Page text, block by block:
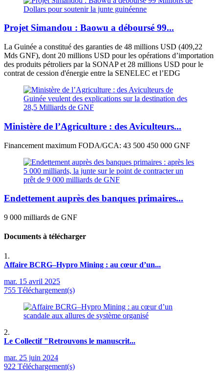
Projet Simandou : Baowu a déboursé 99...
La Guinée a constitué des garanties de 48 millions USD (409,22
Mds GNF), dont 20 millions USD pour les opérations d’importation
des produits pétroliers par la SONAP et 28 millions USD pour le
contrat de cession d'énergie entre la SENELEC et l’EDG
Ministère de l’Agriculture : des Aviculteurs...
Financement maximum FODA/GCA: 43 500 450 000 GNF
Endettement auprès des banques primaires...
9 000 milliards de GNF
Documents à télécharger
1.
Affaire BCRG–Hypro Mining : au cœur d’un...
mar. 15 avril 2025
755 Téléchargement(s)
2.
Le Collectif "Retrouvons le manuscrit...
mar. 25 juin 2024
922 Téléchargement(s)